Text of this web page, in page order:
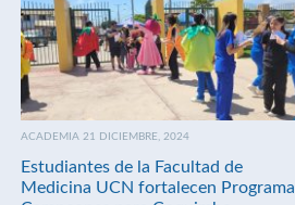
ACADEMIA 21 DICIEMBRE, 2024
Estudiantes de la Facultad de
Medicina UCN fortalecen Programa